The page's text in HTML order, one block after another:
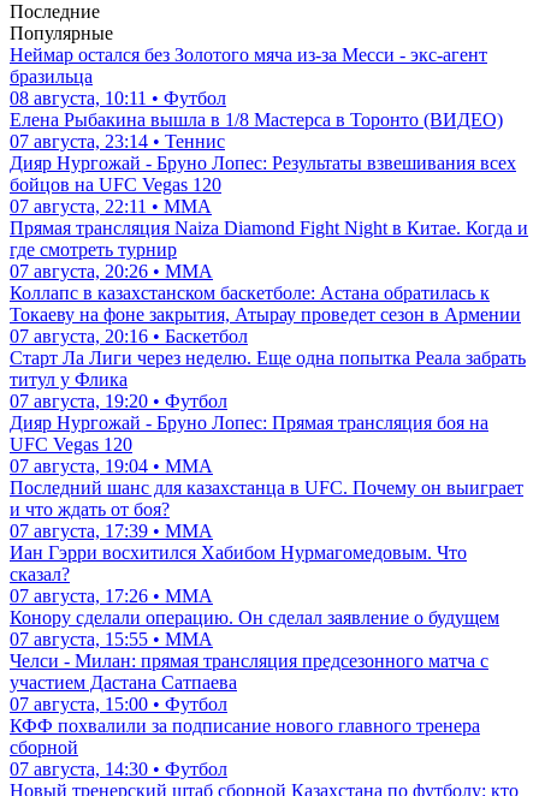
Последние
Популярные
Неймар остался без Золотого мяча из-за Месси - экс-агент
бразильца
08 августа, 10:11 • Футбол
Елена Рыбакина вышла в 1/8 Мастерса в Торонто (ВИДЕО)
07 августа, 23:14 • Теннис
Дияр Нургожай - Бруно Лопес: Результаты взвешивания всех
бойцов на UFC Vegas 120
07 августа, 22:11 • ММА
Прямая трансляция Naiza Diamond Fight Night в Китае. Когда и
где смотреть турнир
07 августа, 20:26 • ММА
Коллапс в казахстанском баскетболе: Астана обратилась к
Токаеву на фоне закрытия, Атырау проведет сезон в Армении
07 августа, 20:16 • Баскетбол
Старт Ла Лиги через неделю. Еще одна попытка Реала забрать
титул у Флика
07 августа, 19:20 • Футбол
Дияр Нургожай - Бруно Лопес: Прямая трансляция боя на
UFC Vegas 120
07 августа, 19:04 • ММА
Последний шанс для казахстанца в UFC. Почему он выиграет
и что ждать от боя?
07 августа, 17:39 • ММА
Иан Гэрри восхитился Хабибом Нурмагомедовым. Что
сказал?
07 августа, 17:26 • ММА
Конору сделали операцию. Он сделал заявление о будущем
07 августа, 15:55 • ММА
Челси - Милан: прямая трансляция предсезонного матча с
участием Дастана Сатпаева
07 августа, 15:00 • Футбол
КФФ похвалили за подписание нового главного тренера
сборной
07 августа, 14:30 • Футбол
Новый тренерский штаб сборной Казахстана по футболу: кто